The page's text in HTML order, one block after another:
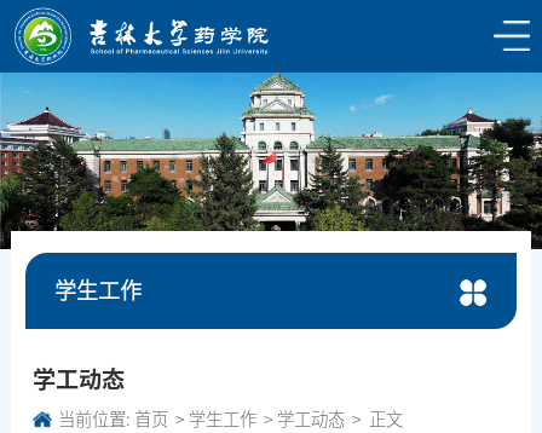
学生工作
学工动态
当前位置: 首页 学生工作 学工动态 正文